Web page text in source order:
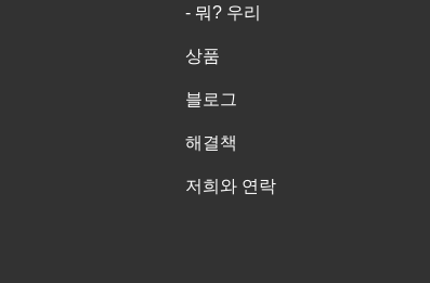
- 뭐? 우리
상품
블로그
해결책
저희와 연락